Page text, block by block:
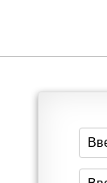
Еще рецепты
середине дня?